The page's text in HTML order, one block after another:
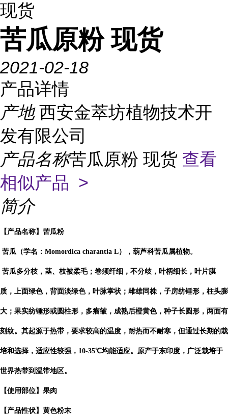
现货
苦瓜原粉 现货
2021-02-18
产品详情
产地 西安金萃坊植物技术开
发有限公司
产品名称苦瓜原粉 现货 查看
相似产品 >
简介
【产品名称】苦瓜粉
苦瓜（学名：Momordica charantia L），葫芦科苦瓜属植物。
苦瓜多分枝，茎、枝被柔毛；卷须纤细，不分歧，叶柄细长，叶片膜
质，上面绿色，背面淡绿色，叶脉掌状；雌雄同株，子房纺锤形，柱头膨
大；果实纺锤形或圆柱形，多瘤皱，成熟后橙黄色，种子长圆形，两面有
刻纹。其起源于热带，要求较高的温度，耐热而不耐寒，但通过长期的栽
培和选择，适应性较强，10-35℃均能适应。原产于东印度，广泛栽培于
世界热带到温带地区。
【使用部位】果肉
【产品性状】黄色粉末